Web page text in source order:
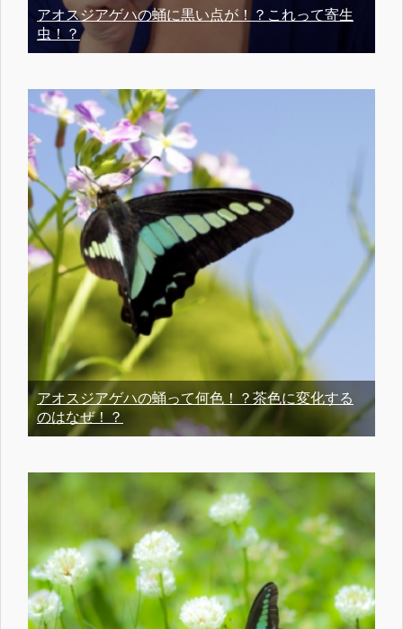
アオスジアゲハの蛹に黒い点が！？これって寄生
虫！？
アオスジアゲハの蛹って何色！？茶色に変化する
のはなぜ！？